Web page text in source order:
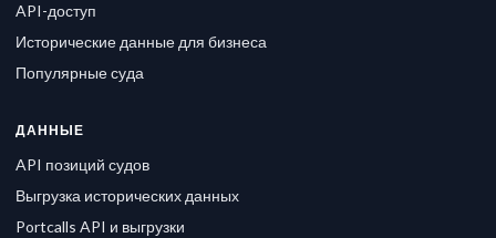
API-доступ
Исторические данные для бизнеса
Популярные суда
ДАННЫЕ
API позиций судов
Выгрузка исторических данных
Portcalls API и выгрузки